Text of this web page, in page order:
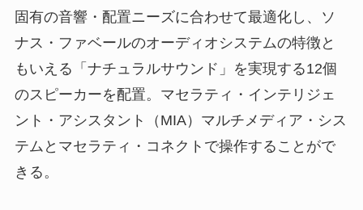
固有の音響・配置ニーズに合わせて最適化し、ソ
ナス・ファベールのオーディオシステムの特徴と
もいえる「ナチュラルサウンド」を実現する12個
のスピーカーを配置。マセラティ・インテリジェ
ント・アシスタント（MIA）マルチメディア・シス
テムとマセラティ・コネクトで操作することがで
きる。